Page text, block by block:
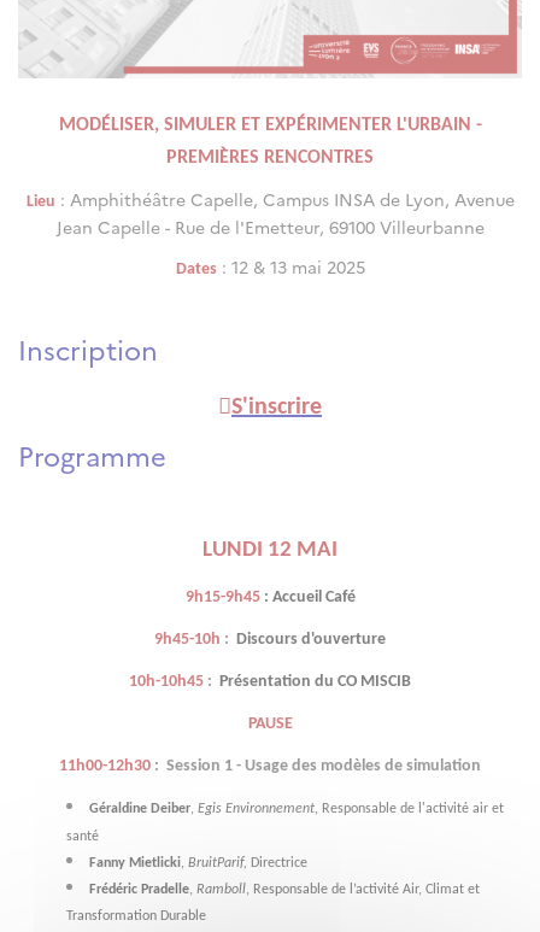
MODÉLISER, SIMULER ET EXPÉRIMENTER L'URBAIN -
PREMIÈRES RENCONTRES
Lieu : Amphithéâtre Capelle, Campus INSA de Lyon, Avenue
Jean Capelle - Rue de l'Emetteur, 69100 Villeurbanne
Dates : 12 & 13 mai 2025
Inscription
S'inscrire
Programme
LUNDI 12 MAI
9h15-9h45 : Accueil Café
9h45-10h : Discours d'ouverture
10h-10h45 : Présentation du CO MISCIB
PAUSE
11h00-12h30 : Session 1 - Usage des modèles de simulation
Géraldine Deiber, Egis Environnement, Responsable de l'activité air et
santé
Fanny Mietlicki, BruitParif, Directrice
Frédéric Pradelle, Ramboll, Responsable de l’activité Air, Climat et
Transformation Durable